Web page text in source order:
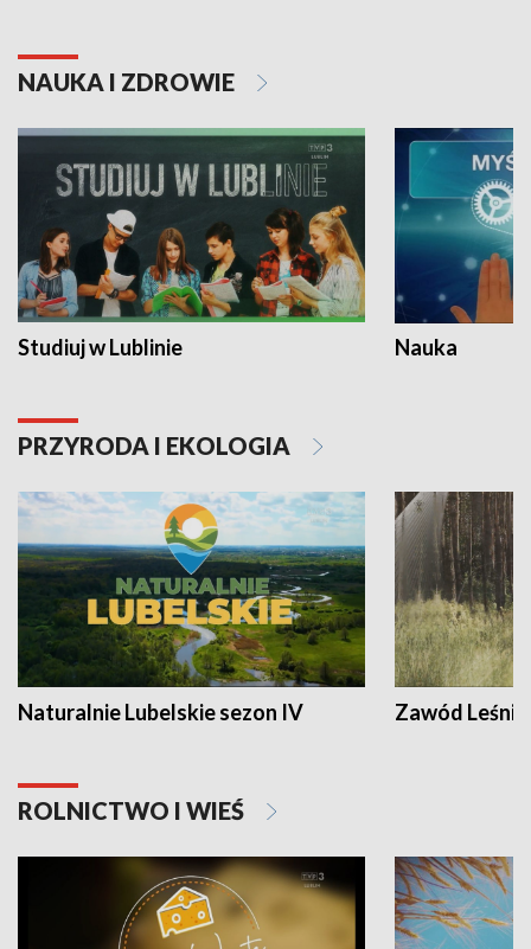
NAUKA I ZDROWIE
Studiuj w Lublinie Nauka
PRZYRODA I EKOLOGIA
Naturalnie Lubelskie sezon IV Zawód Leśnik
ROLNICTWO I WIEŚ